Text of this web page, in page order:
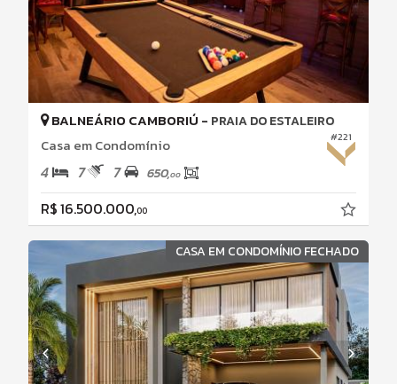
#221
BALNEÁRIO CAMBORIÚ - PRAIA DO ESTALEIRO
Casa em Condomínio
4 7 7 650,00
R$ 16.500.000,00
CASA EM CONDOMÍNIO FECHADO